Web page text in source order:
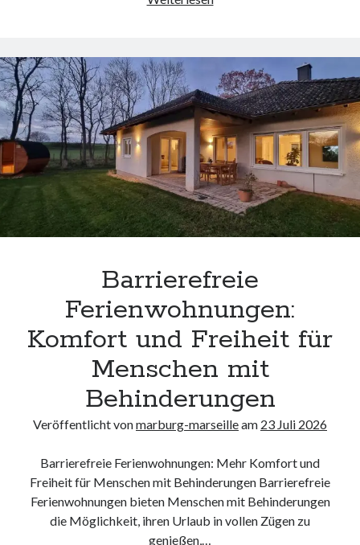
und
Chancengleichheit:
Inklusiver
Unterricht
für
alle
Barrierefreie
Ferienwohnungen:
Komfort und Freiheit für
Menschen mit
Behinderungen
Veröffentlicht vonmarburg-marseilleam 23 Juli 2026
Barrierefreie Ferienwohnungen: Mehr Komfort und
Freiheit für Menschen mit Behinderungen Barrierefreie
Ferienwohnungen bieten Menschen mit Behinderungen
die Möglichkeit, ihren Urlaub in vollen Zügen zu
genießen,…